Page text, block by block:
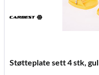
Støtteplate sett 4 stk, gul